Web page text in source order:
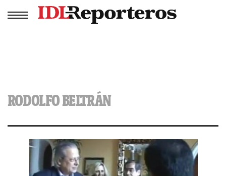
RODOLFO BELTRÁN